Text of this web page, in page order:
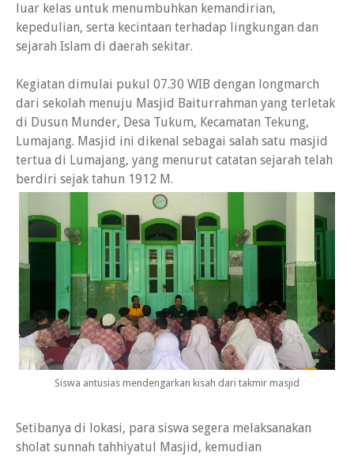
luar kelas untuk menumbuhkan kemandirian,
kepedulian, serta kecintaan terhadap lingkungan dan
sejarah Islam di daerah sekitar.
Kegiatan dimulai pukul 07.30 WIB dengan longmarch
dari sekolah menuju Masjid Baiturrahman yang terletak
di Dusun Munder, Desa Tukum, Kecamatan Tekung,
Lumajang. Masjid ini dikenal sebagai salah satu masjid
tertua di Lumajang, yang menurut catatan sejarah telah
berdiri sejak tahun 1912 M.
Siswa antusias mendengarkan kisah dari takmir masjid
Setibanya di lokasi, para siswa segera melaksanakan
sholat sunnah tahhiyatul Masjid, kemudian